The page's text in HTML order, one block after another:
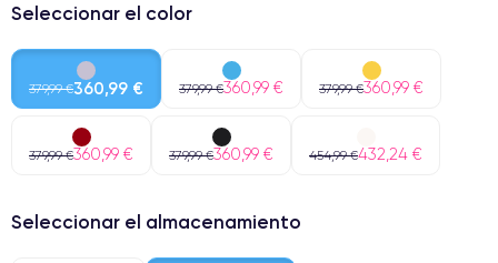
Seleccionar el color
379,99 €360,99 € 379,99 €360,99 € 379,99 €360,99 €
379,99 €360,99 € 379,99 €360,99 € 454,99 €432,24 €
Seleccionar el almacenamiento